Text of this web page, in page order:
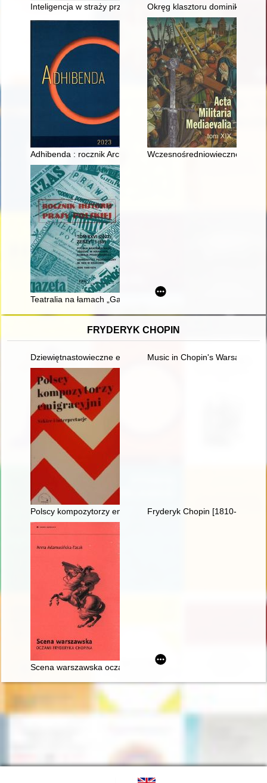
Inteligencja w straży przedniej komunizmu : wybór pism
Okręg klasztoru dominikanów
Adhibenda : rocznik Archiwum Diecezjalnego w Zielonej
Wczesnośredniowieczne
Teatralia na łamach „Gazety Żydowskiej” (1940–1942) =
FRYDERYK CHOPIN
Dziewiętnastowieczne edycje dzieł Fryderyka Chopina jako
Music in Chopin's Warsaw
Polscy kompozytorzy emigracyjni. Szkice i interpretacje
Fryderyk Chopin [1810-1949]
Scena warszawska oczami Fryderyka Chopina